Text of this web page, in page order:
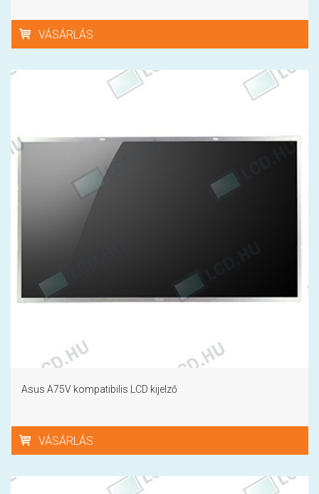
VÁSÁRLÁS
Asus A75V kompatibilis LCD kijelző
VÁSÁRLÁS